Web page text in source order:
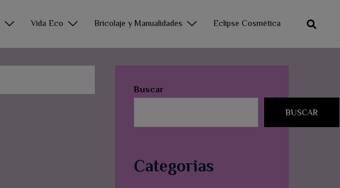
Vida Eco Bricolaje y Manualidades Eclipse Cosmética
Buscar
BUSCAR
Categorias